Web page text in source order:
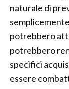
naturale di
potrebbero
potrebbero
specifici
essere